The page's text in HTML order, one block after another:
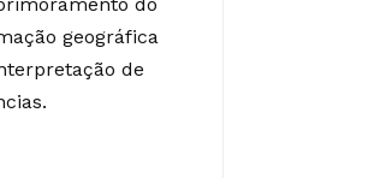
geográfica
de